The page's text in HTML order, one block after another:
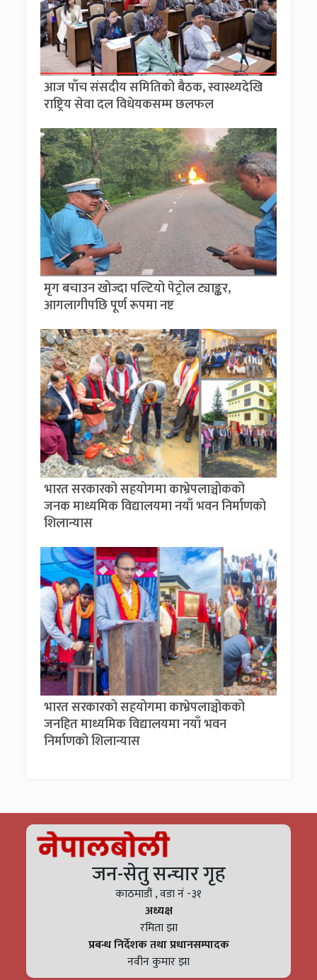
आज पाँच संसदीय समितिको बैठक, स्वास्थ्यदेखि
राष्ट्रिय सेवा दल विधेयकसम्म छलफल
मृग बचाउन खोज्दा पल्टियो पेट्रोल ट्याङ्कर,
आगलागीपछि पूर्ण रूपमा नष्ट
भारत सरकारको सहयोगमा काभ्रेपलाञ्चोकको
जनक माध्यमिक विद्यालयमा नयाँ भवन निर्माणको
शिलान्यास
भारत सरकारको सहयोगमा काभ्रेपलाञ्चोकको
जनहित माध्यमिक विद्यालयमा नयाँ भवन
निर्माणको शिलान्यास
जन-सेतु सन्चार गृह
काठमाडौं , वडा नं -३१
अध्यक्ष
रमिता झा
प्रबन्ध निर्देशक तथा प्रधानसम्पादक
नवीन कुमार झा